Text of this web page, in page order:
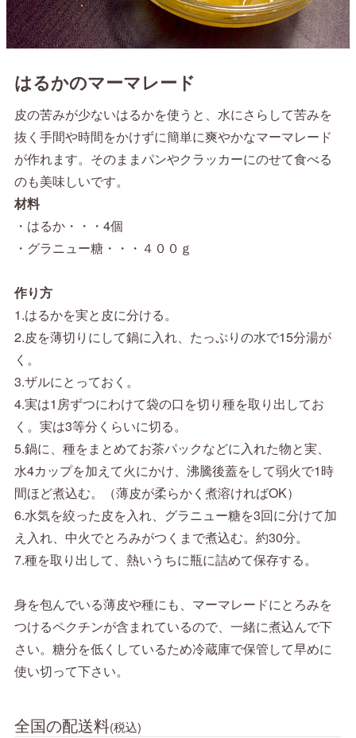
はるかのマーマレード
皮の苦みが少ないはるかを使うと、水にさらして苦みを
抜く手間や時間をかけずに簡単に爽やかなマーマレード
が作れます。そのままパンやクラッカーにのせて食べる
のも美味しいです。
材料
・はるか・・・4個
・グラニュー糖・・・４００ｇ
作り方
1.はるかを実と皮に分ける。
2.皮を薄切りにして鍋に入れ、たっぷりの水で15分湯が
く。
3.ザルにとっておく。
4.実は1房ずつにわけて袋の口を切り種を取り出してお
く。実は3等分くらいに切る。
5.鍋に、種をまとめてお茶パックなどに入れた物と実、
水4カップを加えて火にかけ、沸騰後蓋をして弱火で1時
間ほど煮込む。（薄皮が柔らかく煮溶ければOK）
6.水気を絞った皮を入れ、グラニュー糖を3回に分けて加
え入れ、中火でとろみがつくまで煮込む。約30分。
7.種を取り出して、熱いうちに瓶に詰めて保存する。
身を包んでいる薄皮や種にも、マーマレードにとろみを
つけるペクチンが含まれているので、一緒に煮込んで下
さい。糖分を低くしているため冷蔵庫で保管して早めに
使い切って下さい。
全国の配送料(税込)